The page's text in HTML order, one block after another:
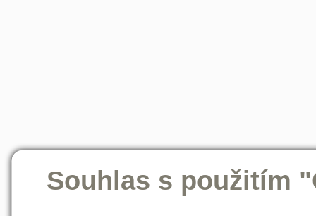
Souhlas s použitím